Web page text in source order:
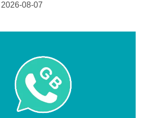
2026-08-07